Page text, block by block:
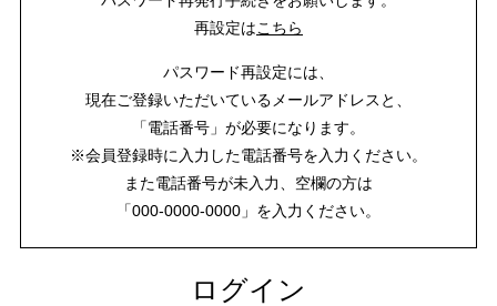
再設定はこちら
パスワード再設定には、
現在ご登録いただいているメールアドレスと、
「電話番号」が必要になります。
※会員登録時に入力した電話番号を入力ください。
また電話番号が未入力、空欄の方は
「000-0000-0000」を入力ください。
ログイン